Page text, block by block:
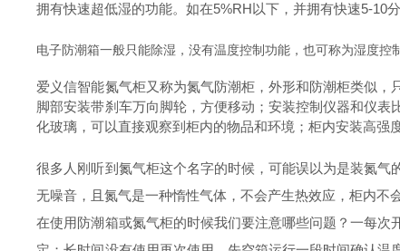
拥有快速超低湿的功能。如在5%RH以下，并拥有快速5-10
电子防潮箱一般只能除湿，没有温度控制功能，也可称为湿度
爱义信智能氮气柜又称为氮气防潮柜，外形和防潮柜类似
脚部安装带刹车万向脚轮， 方便移动；安装控制仪器和仪表
化玻璃，可以直接观察到柜内的物品和环境；柜内安装高强
很多人刚听到氮气柜这个名字的时候，可能误以为是装氮
无噪音，且氮气是一种惰性气体，不会产生热效应，柜内不
在使用防潮箱或氮气柜的时候我们要注意哪些问题？一每